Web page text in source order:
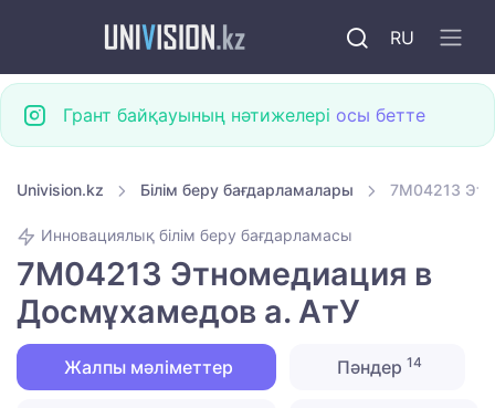
RU
Грант байқауының нәтижелері осы бетте
Univision.kz Білім беру бағдарламалары 7M04213
Инновациялық білім беру бағдарламасы
7M04213 Этномедиация в
Досмұхамедов а. АтУ
Жалпы мәліметтер Пәндер 14